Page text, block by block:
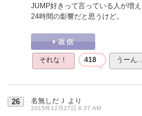
JUMP好きって言っている人が増え
24時間の影響だと思うけど。
それな！ 418 うーん
26 名無しだＪ より
2015年12月27日 6:37 AM